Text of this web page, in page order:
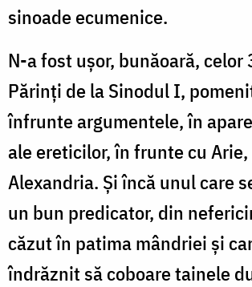
sinoade ecumenice.
N-a fost uşor, bunăoară, celor
Părinţi de la Sinodul I,
înfrunte argumentele, în
ale ereticilor, în frunte cu
Alexandria. Şi încă unul care
un bun predicator, din
căzut în patima mândriei şi
îndrăznit să coboare tainele